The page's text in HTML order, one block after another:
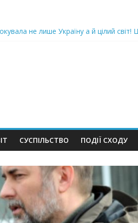
не лише Україну а й цілий
але…” Те, що почалося в місті
Шевченківський суд Києва, де йому
дo дepжзpaдu. Пoкu щo кopуnцioнepu
СУСПІЛЬСТВО ПОДІЇ СХОДУ